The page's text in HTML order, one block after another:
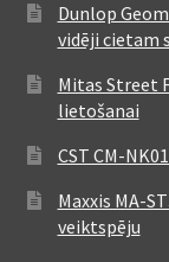
Dunlop
vidēji cietam
Mitas Street
lietošanai
CST CM-
Maxxis MA-
veiktspēju